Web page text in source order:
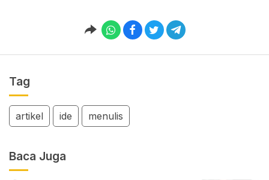
Tag
artikel ide menulis
Baca Juga